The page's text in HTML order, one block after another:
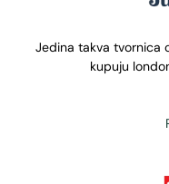
Jedina takva tvornica
kupuju